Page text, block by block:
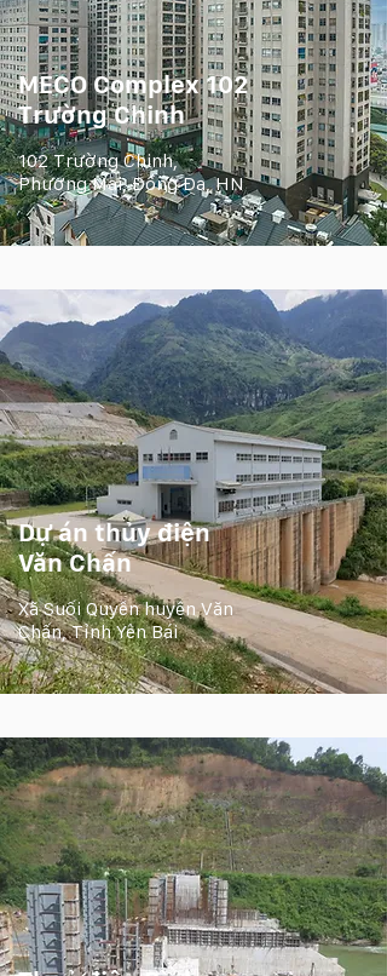
MECO Complex 102
Trường Chinh
102 Trường Chinh,
Phương Mai, Đống Đa, HN
Dự án thủy điện
Văn Chấn
Xã Suối Quyền huyện Văn
Chấn, Tỉnh Yên Bái